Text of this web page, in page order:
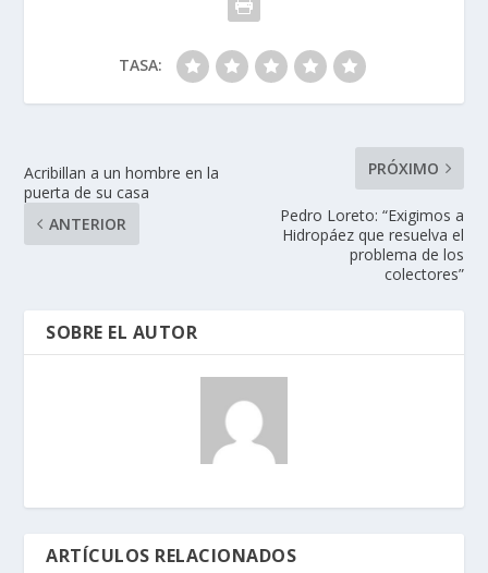
TASA:
Acribillan a un hombre en la
puerta de su casa
ANTERIOR
PRÓXIMO
Pedro Loreto: “Exigimos a
Hidropáez que resuelva el
problema de los
colectores”
SOBRE EL AUTOR
ARTÍCULOS RELACIONADOS